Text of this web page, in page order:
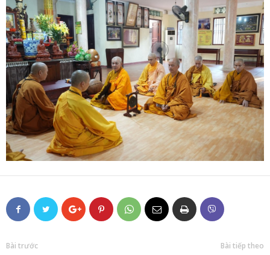
Bài trước Bài tiếp theo